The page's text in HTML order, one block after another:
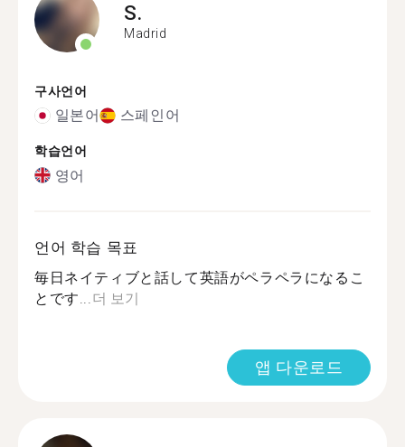
S.
Madrid
구사언어
일본어 스페인어
학습언어
영어
언어 학습 목표
毎日ネイティブと話して英語がペラペラになるこ
とです... 더 보기
앱 다운로드